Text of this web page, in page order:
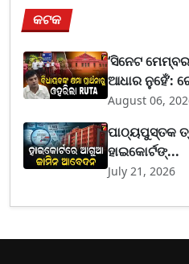
କଟକ
‘ସିନେଟ
ଆଧାର ନୁହେଁ’:
August 06,
ପାଠ୍ୟପୁସ୍ତକ
ହାଇକୋର୍ଟଙ୍...
July 21, 2026